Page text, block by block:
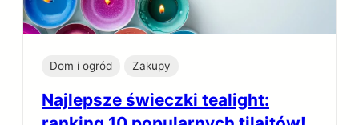
Dom i ogród Zakupy
Najlepsze świeczki tealight: